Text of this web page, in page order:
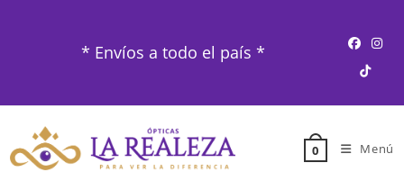
* Envíos a todo el país *
0 Menú